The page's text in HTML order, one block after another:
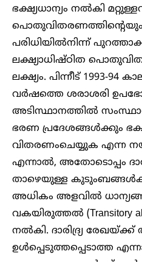
ഭക്ഷ്യധാന്യം നൽകി
പരിധിയിൽനിന്ന്
ലക്ഷ്യാധിഷ്ഠിത
ലക്ഷ്യം. പിന്നീട് 1993-
വർഷത്തെ ശരാശരി
അടിസ്ഥാനത്തിൽ
ഭരണ പ്രദേശങ്ങൾക്കും
വിതരണംചെയ്യുക എന്ന നയം
എന്നാൽ, അതോടൊപ്പം
താഴെയുള്ള
അധികം അളവിൽ
വകയിരുത്തൽ (Transitory
നൽകി. ദാരിദ്ര്യ രേഖയ്ക്ക്
ഉൾപ്പെടുത്തപ്പെടാത്ത